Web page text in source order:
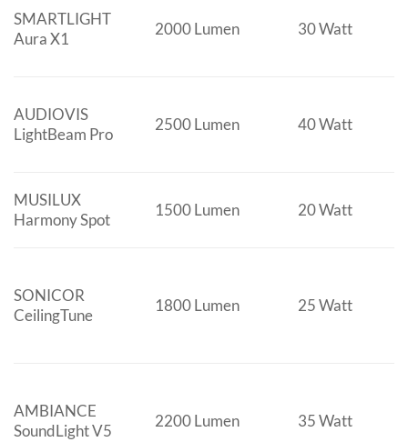
SMARTLIGHT
Aura X1
2000 Lumen 30 Watt
AUDIOVIS
LightBeam Pro
2500 Lumen 40 Watt
MUSILUX
Harmony Spot
1500 Lumen 20 Watt
SONICOR
CeilingTune
1800 Lumen 25 Watt
AMBIANCE
SoundLight V5
2200 Lumen 35 Watt